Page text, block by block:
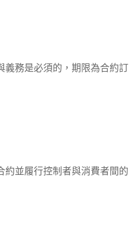
義務是必須的，期限為合約訂
約並履行控制者與消費者間的